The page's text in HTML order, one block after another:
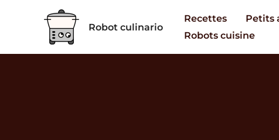
Robot culinario
Recettes Petits
Robots cuisine